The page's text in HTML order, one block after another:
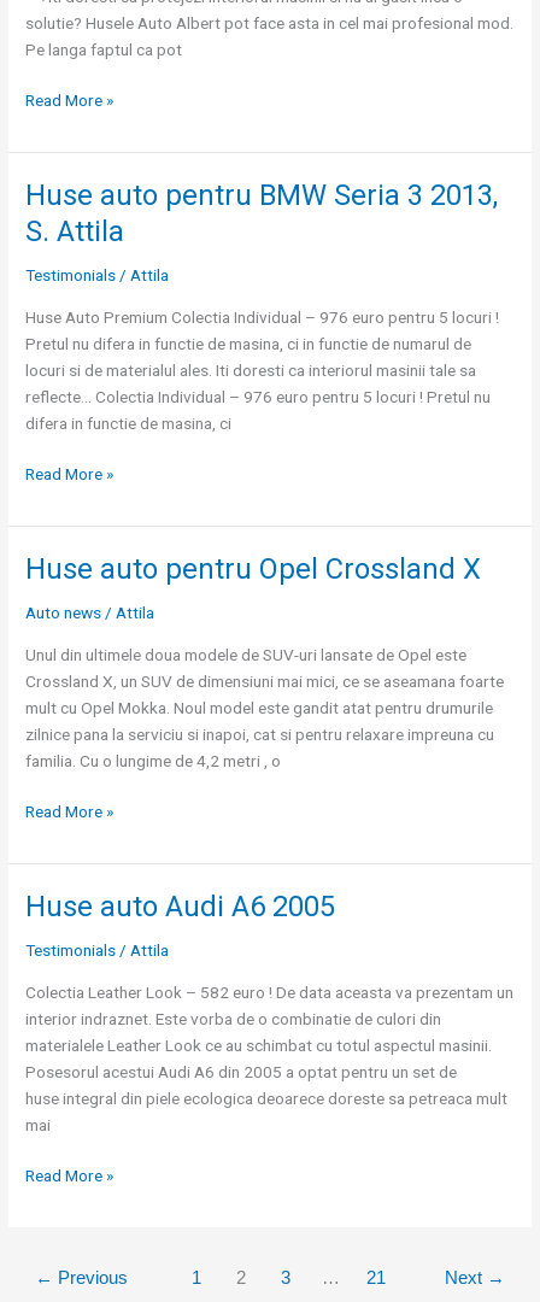
solutie? Husele Auto Albert pot face asta in cel mai profesional mod.
Pe langa faptul ca pot
Read More »
Huse auto pentru BMW Seria 3 2013,
S. Attila
Testimonials / Attila
Huse Auto Premium Colectia Individual – 976 euro pentru 5 locuri !
Pretul nu difera in functie de masina, ci in functie de numarul de
locuri si de materialul ales. Iti doresti ca interiorul masinii tale sa
reflecte… Colectia Individual – 976 euro pentru 5 locuri ! Pretul nu
difera in functie de masina, ci
Huse
pentru
BMW
3
2013,
S.
Attila
Read More »
Huse auto pentru Opel Crossland X
Auto news / Attila
Unul din ultimele doua modele de SUV-uri lansate de Opel este
Crossland X, un SUV de dimensiuni mai mici, ce se aseamana foarte
mult cu Opel Mokka. Noul model este gandit atat pentru drumurile
zilnice pana la serviciu si inapoi, cat si pentru relaxare impreuna cu
familia. Cu o lungime de 4,2 metri , o
Huse
pentru
Read More »
Huse auto Audi A6 2005
Testimonials / Attila
Colectia Leather Look – 582 euro ! De data aceasta va prezentam un
interior indraznet. Este vorba de o combinatie de culori din
materialele Leather Look ce au schimbat cu totul aspectul masinii.
Posesorul acestui Audi A6 din 2005 a optat pentru un set de
huse integral din piele ecologica deoarece doreste sa petreaca mult
mai
Huse
Audi
Read More »
← Previous 1 2 3 … 21 Next →